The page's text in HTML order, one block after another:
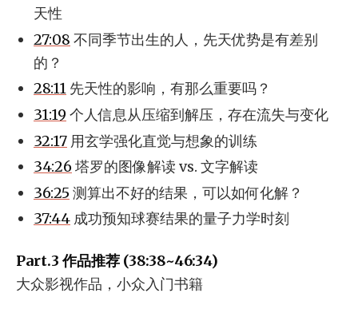
天性
27:08 不同季节出生的人，先天优势是有差别
的？
28:11 先天性的影响，有那么重要吗？
31:19 个人信息从压缩到解压，存在流失与变化
32:17 用玄学强化直觉与想象的训练
34:26 塔罗的图像解读 vs. 文字解读
36:25 测算出不好的结果，可以如何化解？
37:44 成功预知球赛结果的量子力学时刻
Part.3 作品推荐 (38:38~46:34)
大众影视作品，小众入门书籍